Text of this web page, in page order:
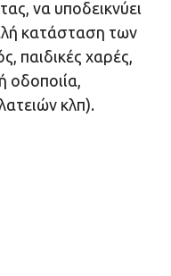
να υποδεικνύει
κατάσταση των
παιδικές χαρές,
οδοποιία,
κλπ).